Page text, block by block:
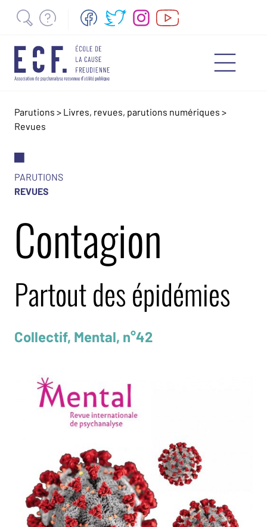
Parutions > Livres, revues, parutions numériques >
Revues
PARUTIONS
REVUES
Contagion
Partout des épidémies
Collectif, Mental, n°42